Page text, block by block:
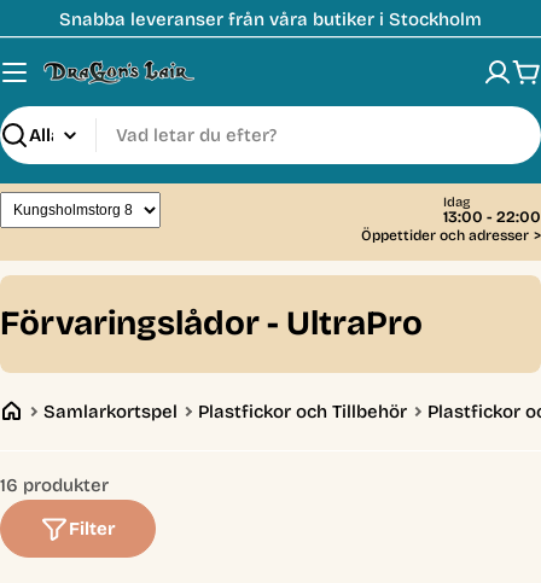
till
innehåll
Snabba leveranser från våra butiker i Stockholm
Sök
Idag
13:00 - 22:00
Öppettider och adresser >
C
o
l
e
c
t
Förvaringslådor - UltraPro
Samlarkortspel Plastfickor och Tillbehör Plastfickor
16 produkter
Filter